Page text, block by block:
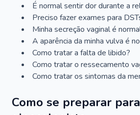
É normal sentir dor durante a
Preciso fazer exames para
Minha secreção vaginal é
A aparência da minha vulva é
Como tratar a falta de libido?
Como tratar o ressecamento
Como tratar os sintomas da
Como se preparar